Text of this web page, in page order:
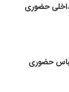
حضوری
حضوری